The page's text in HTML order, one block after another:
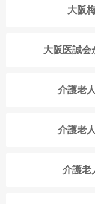
大阪
大阪医誠会
介護老
介護老
介護老